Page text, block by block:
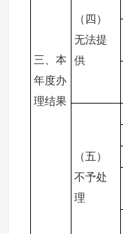
三、本
年度办
理结果
（四）
无法提
供
（五）
不予处
理